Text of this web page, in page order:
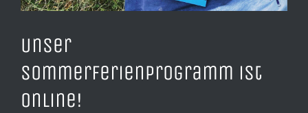
Unser
Sommerferienprogramm ist
online!